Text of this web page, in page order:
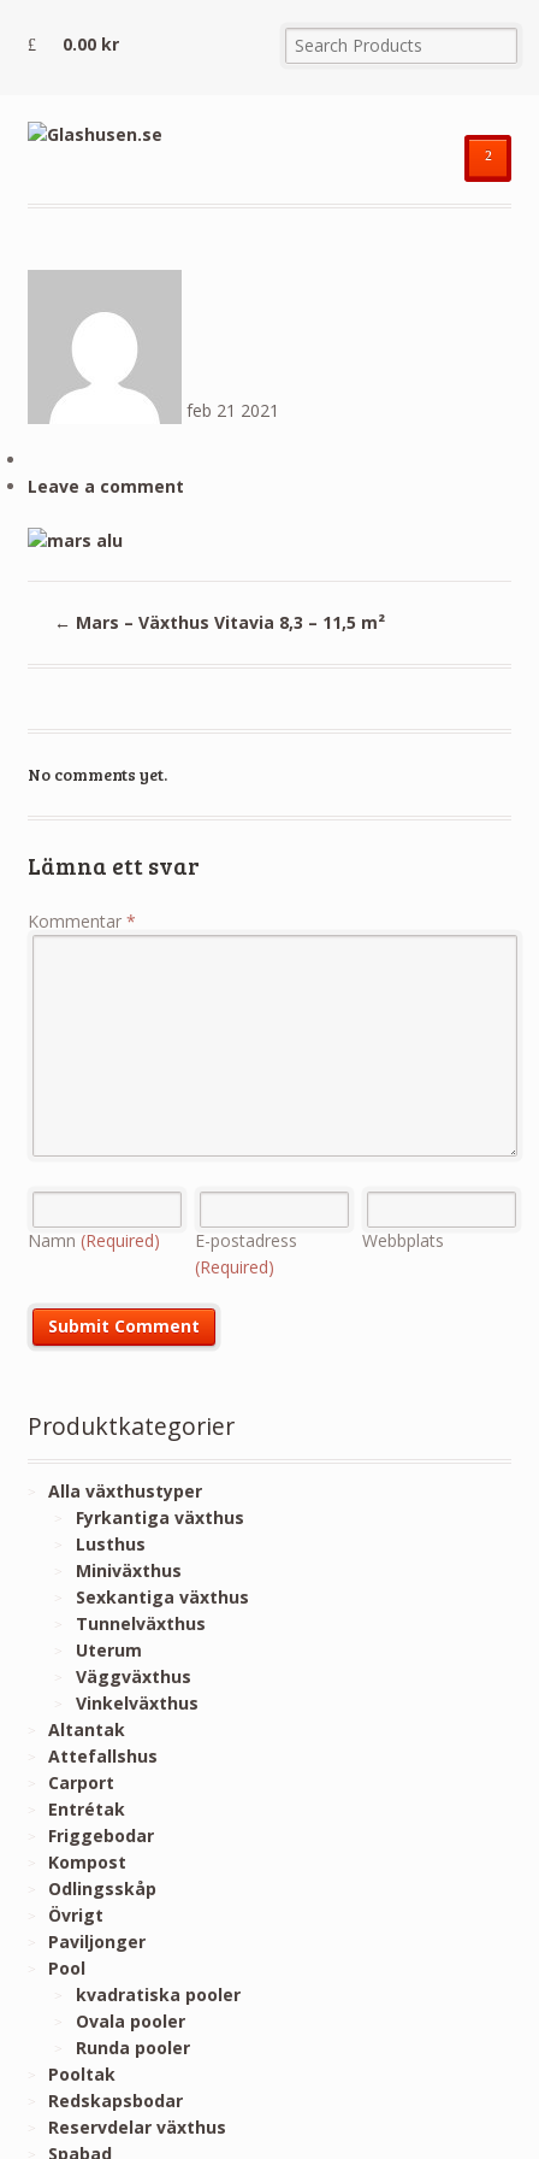
0.00 kr
²
feb 21 2021
Leave a comment
← Mars – Växthus Vitavia 8,3 – 11,5 m²
No comments yet.
Lämna ett svar
Kommentar *
Namn (Required)
E-postadress
(Required)
Webbplats
Produktkategorier
Alla växthustyper
Fyrkantiga växthus
Lusthus
Miniväxthus
Sexkantiga växthus
Tunnelväxthus
Uterum
Väggväxthus
Vinkelväxthus
Altantak
Attefallshus
Carport
Entrétak
Friggebodar
Kompost
Odlingsskåp
Övrigt
Paviljonger
Pool
kvadratiska pooler
Ovala pooler
Runda pooler
Pooltak
Redskapsbodar
Reservdelar växthus
Spabad